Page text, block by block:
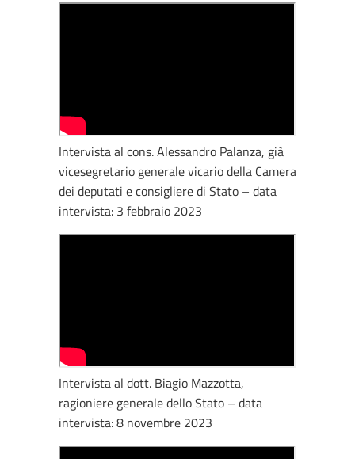
Intervista al cons. Alessandro Palanza, già
vicesegretario generale vicario della Camera
dei deputati e consigliere di Stato – data
intervista: 3 febbraio 2023
Intervista al dott. Biagio Mazzotta,
ragioniere generale dello Stato – data
intervista: 8 novembre 2023